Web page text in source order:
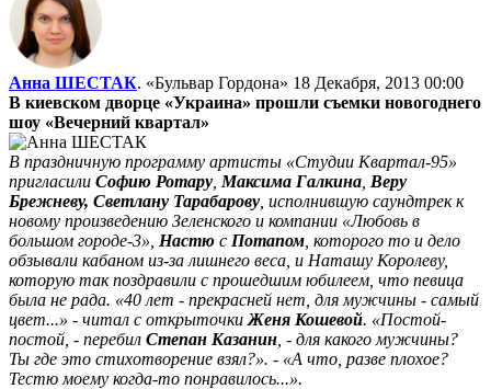
Анна ШЕСТАК. «Бульвар Гордона» 18 Декабря, 2013 00:00
В киевском дворце «Украина» прошли съемки новогоднего
шоу «Вечерний квартал»
В праздничную про­­­грамму артисты «Студии Квартал-95»
пригласили Софию Ротару Максима Галкина Веру
Брежневу, Светлану Тарабарову , исполнившую саундтрек к
новому произведению Зеленского и компании «Любовь в
большом городе-3», Настю с Потапом , которого то и дело
обзывали кабаном из-за лишнего веса, и Наташу Королеву,
которую так поздравили с прошедшим юбилеем, что певица
была не рада. «40 лет - прекрасней нет, для мужчины - самый
цвет...» - читал с открыточки Женя Кошевой. «Постой-
постой, - перебил Степан Казанин , - для какого мужчины?
Ты где это стихотворение взял?». - «А что, разве плохое?
Тестю моему когда-то понравилось...».